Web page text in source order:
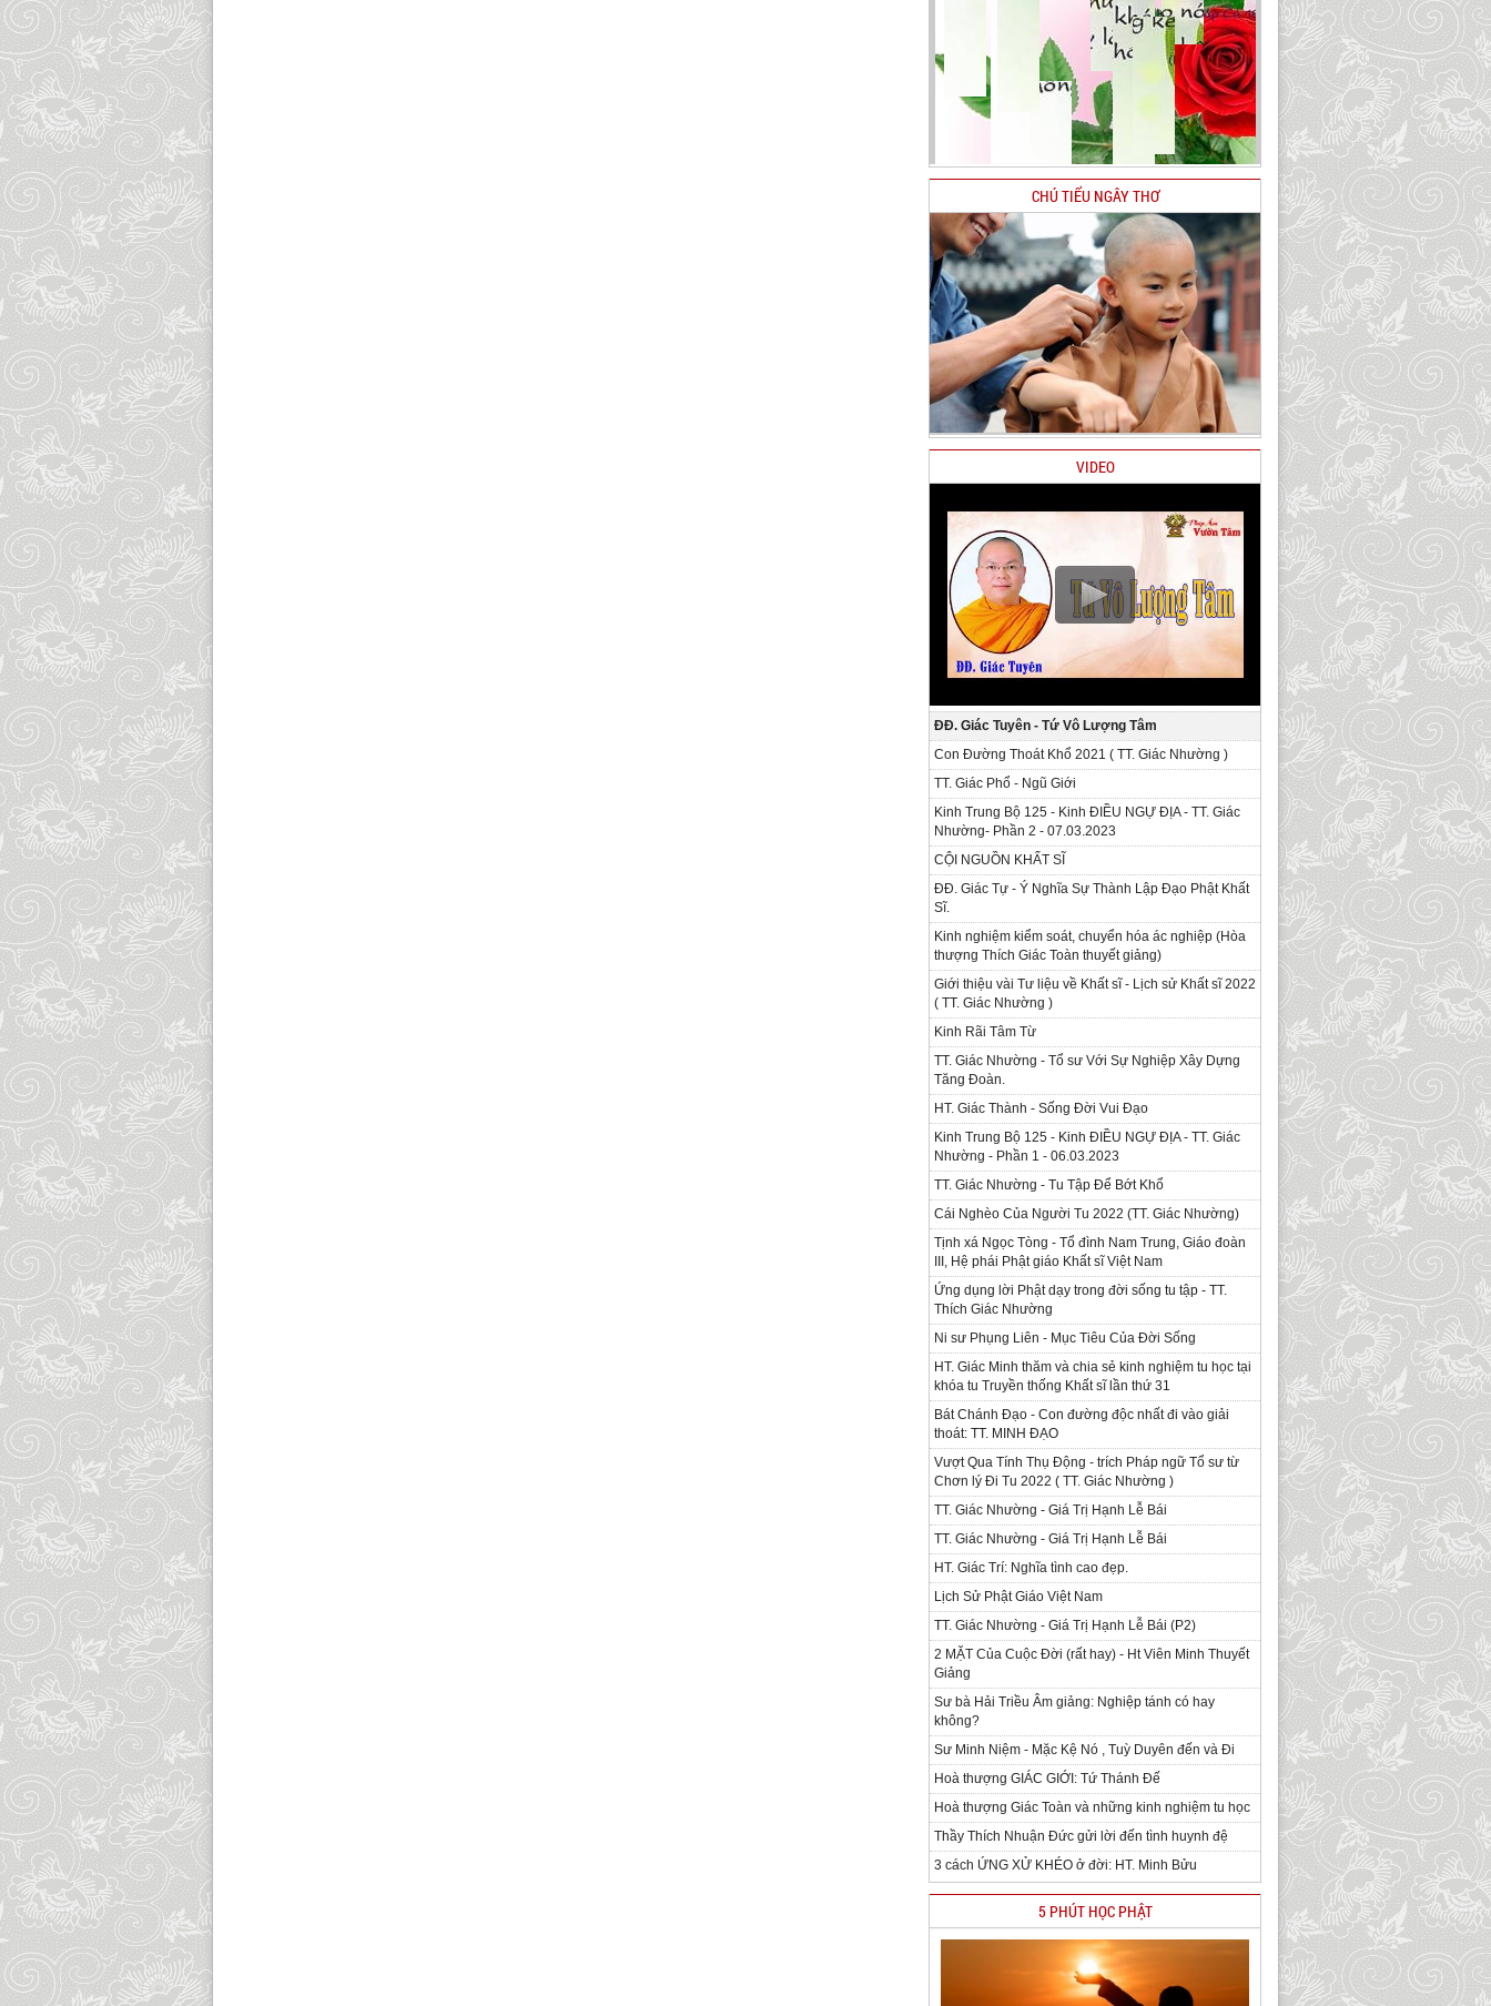
CHÚ TIỂU NGÂY THƠ
VIDEO
ĐĐ. Giác Tuyên - Tứ Vô Lượng Tâm
Con Đường Thoát Khổ 2021 ( TT. Giác Nhường )
TT. Giác Phổ - Ngũ Giới
Kinh Trung Bộ 125 - Kinh ÐIỀU NGỰ ĐỊA - TT. Giác
Nhường- Phần 2 - 07.03.2023
CỘI NGUỒN KHẤT SĨ
ĐĐ. Giác Tự - Ý Nghĩa Sự Thành Lập Đạo Phật Khất
Sĩ.
Kinh nghiệm kiểm soát, chuyển hóa ác nghiệp (Hòa
thượng Thích Giác Toàn thuyết giảng)
Giới thiệu vài Tư liệu về Khất sĩ - Lịch sử Khất sĩ 2022
( TT. Giác Nhường )
Kinh Rãi Tâm Từ
TT. Giác Nhường - Tổ sư Với Sự Nghiệp Xây Dựng
Tăng Đoàn.
HT. Giác Thành - Sống Đời Vui Đạo
Kinh Trung Bộ 125 - Kinh ÐIỀU NGỰ ĐỊA - TT. Giác
Nhường - Phần 1 - 06.03.2023
TT. Giác Nhường - Tu Tập Để Bớt Khổ
Cái Nghèo Của Người Tu 2022 (TT. Giác Nhường)
Tịnh xá Ngọc Tòng - Tổ đình Nam Trung, Giáo đoàn
III, Hệ phái Phật giáo Khất sĩ Việt Nam
Ứng dụng lời Phật dạy trong đời sống tu tập - TT.
Thích Giác Nhường
Ni sư Phụng Liên - Mục Tiêu Của Đời Sống
HT. Giác Minh thăm và chia sẻ kinh nghiệm tu học tại
khóa tu Truyền thống Khất sĩ lần thứ 31
Bát Chánh Đạo - Con đường độc nhất đi vào giải
thoát: TT. MINH ĐẠO
Vượt Qua Tính Thụ Động - trích Pháp ngữ Tổ sư từ
Chơn lý Đi Tu 2022 ( TT. Giác Nhường )
TT. Giác Nhường - Giá Trị Hạnh Lễ Bái
TT. Giác Nhường - Giá Trị Hạnh Lễ Bái
HT. Giác Trí: Nghĩa tình cao đẹp.
Lịch Sử Phật Giáo Việt Nam
TT. Giác Nhường - Giá Trị Hạnh Lễ Bái (P2)
2 MẶT Của Cuộc Đời (rất hay) - Ht Viên Minh Thuyết
Giảng
Sư bà Hải Triều Âm giảng: Nghiệp tánh có hay
không?
Sư Minh Niệm - Mặc Kệ Nó , Tuỳ Duyên đến và Đi
Hoà thượng GIÁC GIỚI: Tứ Thánh Đế
Hoà thượng Giác Toàn và những kinh nghiệm tu học
Thầy Thích Nhuận Đức gửi lời đến tình huynh đệ
3 cách ỨNG XỬ KHÉO ở đời: HT. Minh Bửu
5 PHÚT HỌC PHẬT